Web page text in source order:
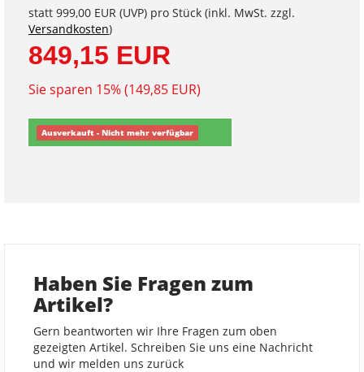
statt 999,00 EUR (UVP) pro Stück (inkl. MwSt. zzgl.
Versandkosten)
849,15 EUR
Sie sparen 15% (149,85 EUR)
Ausverkauft - Nicht mehr verfügbar
Haben Sie Fragen zum
Artikel?
Gern beantworten wir Ihre Fragen zum oben
gezeigten Artikel. Schreiben Sie uns eine Nachricht
und wir melden uns zurück